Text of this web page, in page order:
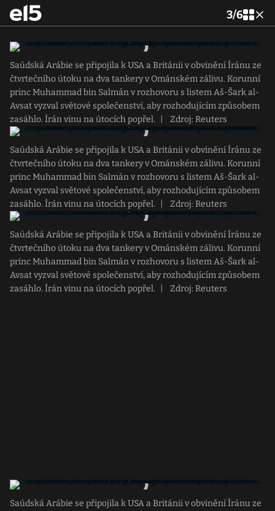
3/6
Saúdská Arábie se připojila k USA a Británii v obvinění Íránu ze
čtvrtečního útoku na dva tankery v Ománském zálivu. Korunní
princ Muhammad bin Salmán v rozhovoru s listem Aš-Šark al-
Avsat vyzval světové společenství, aby rozhodujícím způsobem
zasáhlo. Írán vinu na útocích popřel.
Zdroj: Reuters
Saúdská Arábie se připojila k USA a Británii v obvinění Íránu ze
čtvrtečního útoku na dva tankery v Ománském zálivu. Korunní
princ Muhammad bin Salmán v rozhovoru s listem Aš-Šark al-
Avsat vyzval světové společenství, aby rozhodujícím způsobem
zasáhlo. Írán vinu na útocích popřel.
Zdroj: Reuters
Saúdská Arábie se připojila k USA a Británii v obvinění Íránu ze
čtvrtečního útoku na dva tankery v Ománském zálivu. Korunní
princ Muhammad bin Salmán v rozhovoru s listem Aš-Šark al-
Avsat vyzval světové společenství, aby rozhodujícím způsobem
zasáhlo. Írán vinu na útocích popřel.
Zdroj: Reuters
Saúdská Arábie se připojila k USA a Británii v obvinění Íránu ze